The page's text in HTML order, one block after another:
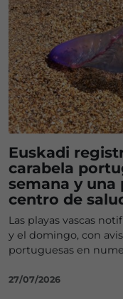
Euskadi
carabela
semana y una
centro de
Las playas vascas
y el domingo, con
portuguesas en
27/07/2026